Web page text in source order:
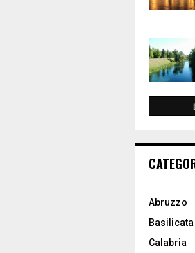
Abruzzo
Basilicata
Calabria